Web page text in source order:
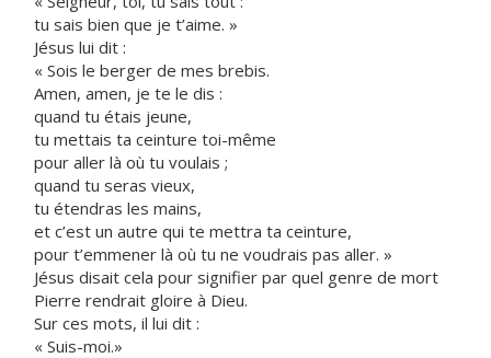
tu sais bien que je t’aime. »
Jésus lui dit :
« Sois le berger de mes brebis.
Amen, amen, je te le dis :
quand tu étais jeune,
tu mettais ta ceinture toi-même
pour aller là où tu voulais ;
quand tu seras vieux,
tu étendras les mains,
et c’est un autre qui te mettra ta ceinture,
pour t’emmener là où tu ne voudrais pas aller. »
Jésus disait cela pour signifier par quel genre de mort
Pierre rendrait gloire à Dieu.
Sur ces mots, il lui dit :
« Suis-moi.»